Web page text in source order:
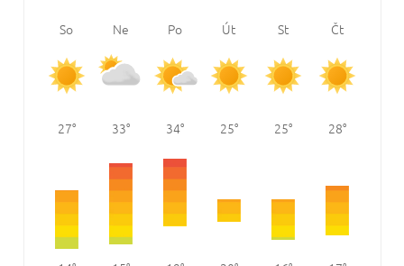
So Ne Po Út St Čt
27 33 34 25 25 28